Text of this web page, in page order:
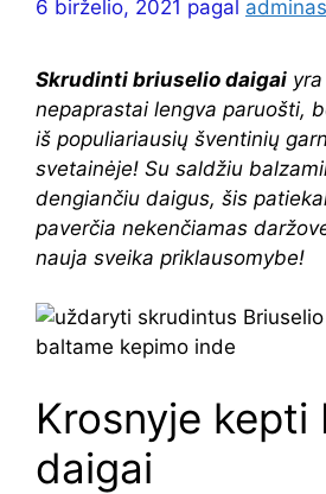
6 birželio, 2021 pagal adminas
Skrudinti briuselio daigai
nepaprastai lengva paruošti,
iš populiariausių šventinių
svetainėje! Su saldžiu
dengiančiu daigus, šis
paverčia nekenčiamas
nauja sveika priklausomybe!
Krosnyje kepti
daigai